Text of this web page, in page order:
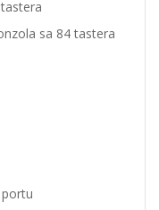
sa 84 tastera
portu